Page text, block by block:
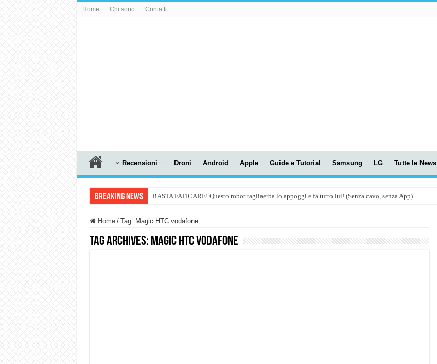
Home Chi sono Contatti
Recensioni Droni Android Apple Guide e Tutorial Samsung LG Tutte le News
Breaking News BASTA FATICARE! Questo robot tagliaerba lo appoggi e fa tutto lui! (Senza cavo, senza App)
Dashcam 70mai A810 Lite: Piccola, 4K e molto efficace. Ecco come va in strada
Home / Tag: Magic HTC vodafone
Tag Archives: Magic HTC vodafone